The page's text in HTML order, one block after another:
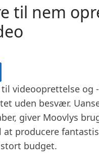
til nem
videooprettelse og
uden besvær.
giver Moovlys
producere
budget.